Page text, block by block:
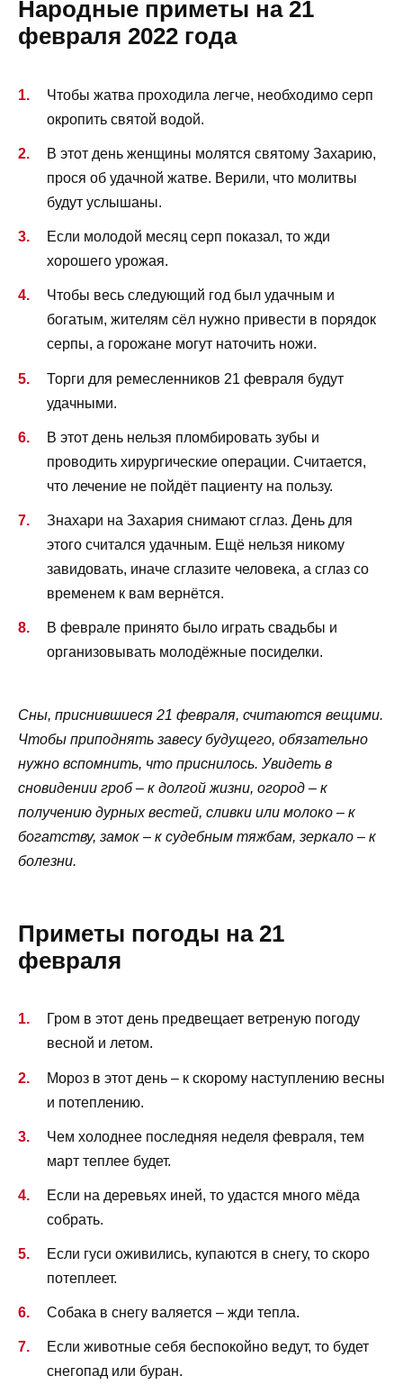
Народные приметы на 21
февраля 2022 года
Чтобы жатва проходила легче, необходимо серп
окропить святой водой.
В этот день женщины молятся святому Захарию,
прося об удачной жатве. Верили, что молитвы
будут услышаны.
Если молодой месяц серп показал, то жди
хорошего урожая.
Чтобы весь следующий год был удачным и
богатым, жителям сёл нужно привести в порядок
серпы, а горожане могут наточить ножи.
Торги для ремесленников 21 февраля будут
удачными.
В этот день нельзя пломбировать зубы и
проводить хирургические операции. Считается,
что лечение не пойдёт пациенту на пользу.
Знахари на Захария снимают сглаз. День для
этого считался удачным. Ещё нельзя никому
завидовать, иначе сглазите человека, а сглаз со
временем к вам вернётся.
В феврале принято было играть свадьбы и
организовывать молодёжные посиделки.
Сны, приснившиеся 21 февраля, считаются вещими.
Чтобы приподнять завесу будущего, обязательно
нужно вспомнить, что приснилось. Увидеть в
сновидении гроб – к долгой жизни, огород – к
получению дурных вестей, сливки или молоко – к
богатству, замок – к судебным тяжбам, зеркало – к
болезни.
Приметы погоды на 21
февраля
Гром в этот день предвещает ветреную погоду
весной и летом.
Мороз в этот день – к скорому наступлению весны
и потеплению.
Чем холоднее последняя неделя февраля, тем
март теплее будет.
Если на деревьях иней, то удастся много мёда
собрать.
Если гуси оживились, купаются в снегу, то скоро
потеплеет.
Собака в снегу валяется – жди тепла.
Если животные себя беспокойно ведут, то будет
снегопад или буран.